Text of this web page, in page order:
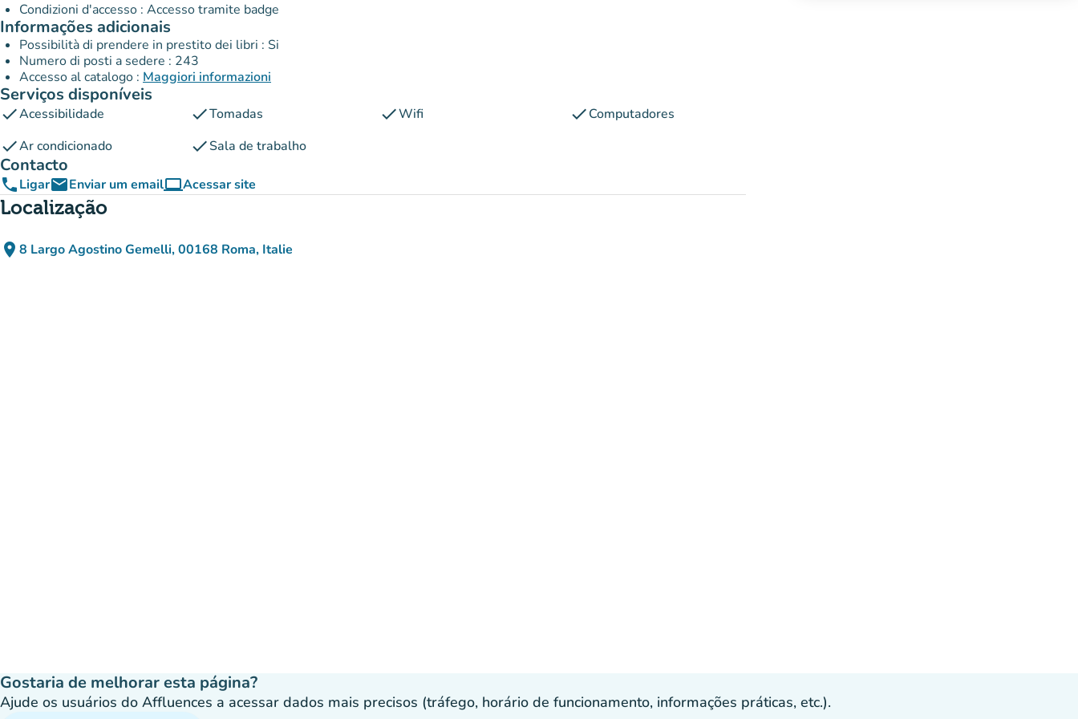
Condizioni d'accesso : Accesso tramite badge
Informações adicionais
Possibilità di prendere in prestito dei libri : Si
Numero di posti a sedere : 243
Accesso al catalogo : Maggiori informazioni
Serviços disponíveis
checkAcessibilidade checkTomadas checkWifi checkComputadores
checkAr condicionado checkSala de trabalho
Contacto
phoneLigaremailEnviar um emailcomputerAcessar site
(novo separador)
Localização
place 8 Largo Agostino Gemelli, 00168 Roma, Italie
(abrir no Google Maps)
(novo separador)
Gostaria de melhorar esta página?
Ajude os usuários do Affluences a acessar dados mais precisos (tráfego, horário de funcionamento, informações práticas, etc.).